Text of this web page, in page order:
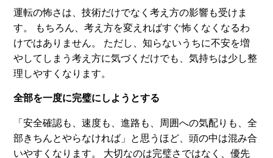
運転の怖さは、技術だけでなく考え方の影響も受けま
す。 もちろん、考え方を変えればすぐ怖くなくなるわ
けではありません。 ただし、知らないうちに不安を増
やしてしまう考え方に気づくだけでも、気持ちは少し整
理しやすくなります。
全部を一度に完璧にしようとする
「安全確認も、速度も、進路も、周囲への気配りも、全
部きちんとやらなければ」と思うほど、頭の中は混み合
いやすくなります。 大切なのは完璧さではなく、優先